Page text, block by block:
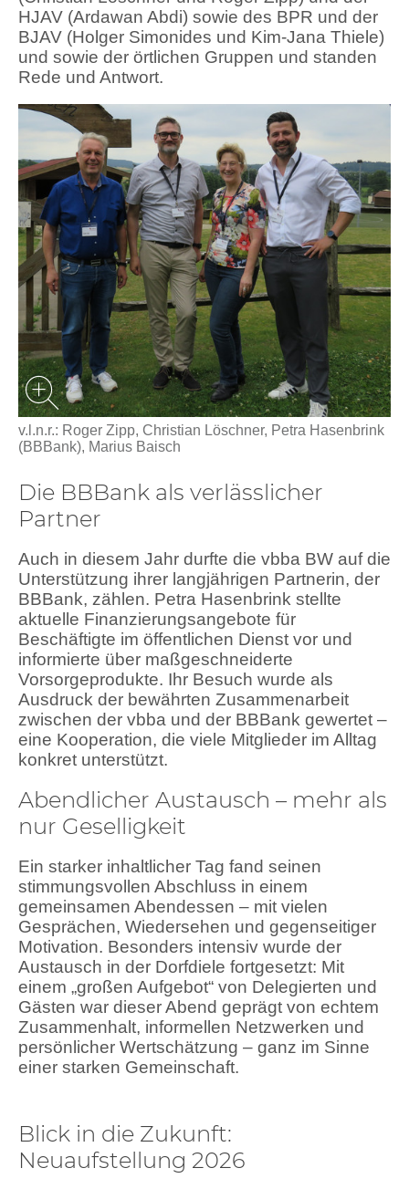
HJAV (Ardawan Abdi) sowie des BPR und der
BJAV (Holger Simonides und Kim-Jana Thiele)
und sowie der örtlichen Gruppen und standen
Rede und Antwort.
v.l.n.r.: Roger Zipp, Christian Löschner, Petra Hasenbrink
(BBBank), Marius Baisch
Die BBBank als verlässlicher
Partner
Auch in diesem Jahr durfte die vbba BW auf die
Unterstützung ihrer langjährigen Partnerin, der
BBBank, zählen. Petra Hasenbrink stellte
aktuelle Finanzierungsangebote für
Beschäftigte im öffentlichen Dienst vor und
informierte über maßgeschneiderte
Vorsorgeprodukte. Ihr Besuch wurde als
Ausdruck der bewährten Zusammenarbeit
zwischen der vbba und der BBBank gewertet –
eine Kooperation, die viele Mitglieder im Alltag
konkret unterstützt.
Abendlicher Austausch – mehr als
nur Geselligkeit
Ein starker inhaltlicher Tag fand seinen
stimmungsvollen Abschluss in einem
gemeinsamen Abendessen – mit vielen
Gesprächen, Wiedersehen und gegenseitiger
Motivation. Besonders intensiv wurde der
Austausch in der Dorfdiele fortgesetzt: Mit
einem „großen Aufgebot“ von Delegierten und
Gästen war dieser Abend geprägt von echtem
Zusammenhalt, informellen Netzwerken und
persönlicher Wertschätzung – ganz im Sinne
einer starken Gemeinschaft.
Blick in die Zukunft:
Neuaufstellung 2026